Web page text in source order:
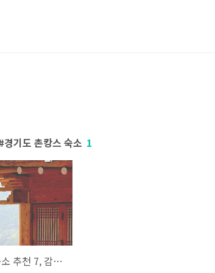
기도 촌캉스 숙소 1
경기도 촌캉스 숙소 추천 7, 감성 숙소에서 대가족 숙소까지